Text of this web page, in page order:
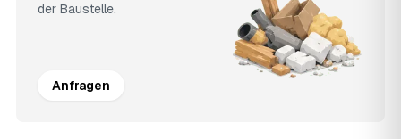
der Baustelle.
Anfragen